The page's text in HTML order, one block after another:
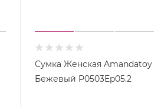
Сумка Женская Amandatoy
Бежевый P0503Ep05.2